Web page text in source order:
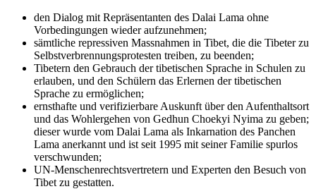
den Dialog mit Repräsentanten des Dalai Lama ohne
Vorbedingungen wieder aufzunehmen;
sämtliche repressiven Massnahmen in Tibet, die die Tibeter zu
Selbstverbrennungsprotesten treiben, zu beenden;
Tibetern den Gebrauch der tibetischen Sprache in Schulen zu
erlauben, und den Schülern das Erlernen der tibetischen
Sprache zu ermöglichen;
ernsthafte und verifizierbare Auskunft über den Aufenthaltsort
und das Wohlergehen von Gedhun Choekyi Nyima zu geben;
dieser wurde vom Dalai Lama als Inkarnation des Panchen
Lama anerkannt und ist seit 1995 mit seiner Familie spurlos
verschwunden;
UN-Menschenrechtsvertretern und Experten den Besuch von
Tibet zu gestatten.